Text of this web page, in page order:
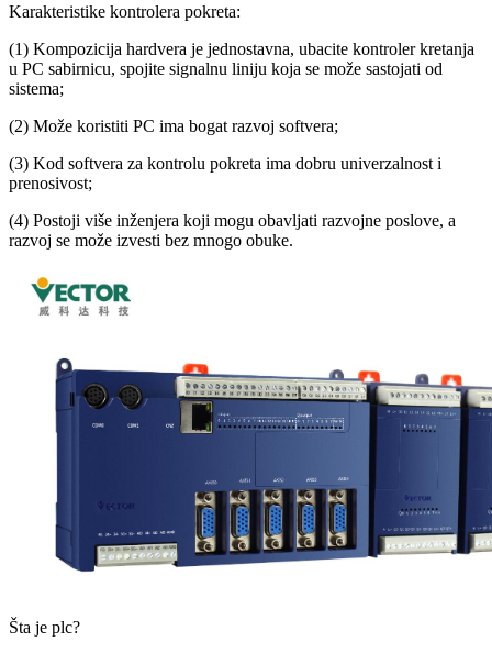
Karakteristike kontrolera pokreta:
(1) Kompozicija hardvera je jednostavna, ubacite kontroler kretanja
u PC sabirnicu, spojite signalnu liniju koja se može sastojati od
sistema;
(2) Može koristiti PC ima bogat razvoj softvera;
(3) Kod softvera za kontrolu pokreta ima dobru univerzalnost i
prenosivost;
(4) Postoji više inženjera koji mogu obavljati razvojne poslove, a
razvoj se može izvesti bez mnogo obuke.
Šta je plc?